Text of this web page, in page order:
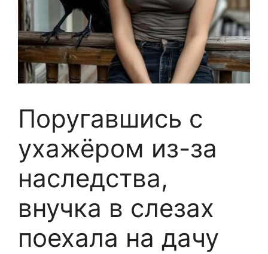
Поругавшись с
ухажёром из-за
наследства,
внучка в слезах
поехала на дачу